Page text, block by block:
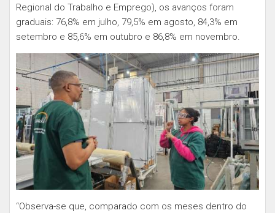
Regional do Trabalho e Emprego), os avanços foram
graduais: 76,8% em julho, 79,5% em agosto, 84,3% em
setembro e 85,6% em outubro e 86,8% em novembro.
“Observa-se que, comparado com os meses dentro do